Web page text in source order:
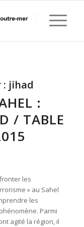
: jihad
:
/ TABLE
les
» au Sahel
les
Parmi
agité la région, il